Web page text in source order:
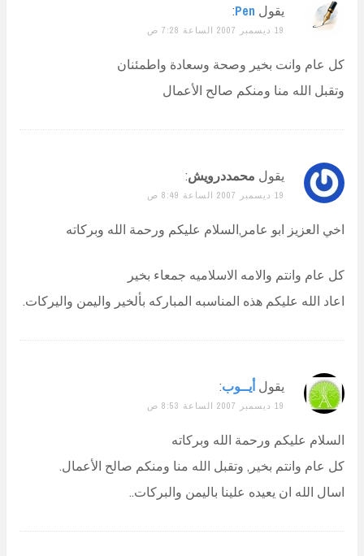
يقول Pen
:
19 ديسمبر 2007 الساعة 7:28 ص
كل عام وانت بخير وصحة وسعادة واطمئنان
وتقبل الله منا ومنكم صالح الأعمال
يقول محمددرويش:
19 ديسمبر 2007 الساعة 8:49 ص
اخي العزيز ابو عامر,السلام عليكم ورحمة الله وبركاته
كل عام وانتم والامه الاسلاميه جمعاء بخير
اعاد الله عليكم هذه المناسبه المباركه بألخير واليمن واليركات.
يقول أيــوب:
19 ديسمبر 2007 الساعة 8:53 ص
السلام عليكم ورحمة الله وبركاته
كل عام وانتم بخير, وتقبل الله منا ومنكم صالح الأعمال.
اسال الله ان يعيده علينا باليمن والبركات..